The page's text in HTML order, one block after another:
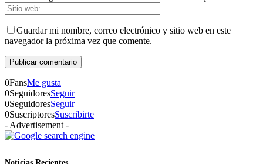
Guardar mi nombre, correo electrónico y sitio web en este
navegador la próxima vez que comente.
0FansMe gusta
0SeguidoresSeguir
0SeguidoresSeguir
0SuscriptoresSuscribirte
- Advertisement -